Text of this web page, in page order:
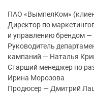
ПАО «ВымпелКом»
Директор по
и управлению брендом
Руководитель
кампаний — Наталья
Старший менеджер по
Ирина Морозова
Продюсер — Дмитрий